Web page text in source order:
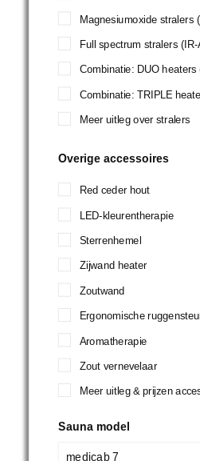
Magnesiumoxide stralers
Full spectrum stralers (IR-
Combinatie: DUO heaters
Combinatie: TRIPLE
Meer uitleg over stralers
Overige accessoires
Red ceder hout
LED-kleurentherapie
Sterrenhemel
Zijwand heater
Zoutwand
Ergonomische
Aromatherapie
Zout vernevelaar
Meer uitleg & prijzen
Sauna model